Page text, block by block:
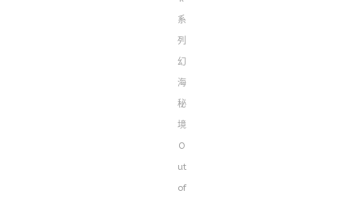
系
列
幻
海
秘
境
O
ut
of